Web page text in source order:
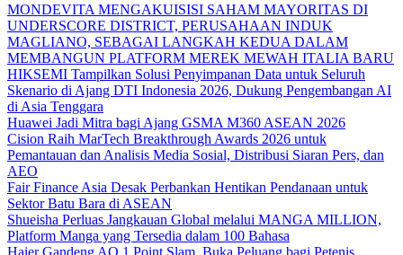
MONDEVITA MENGAKUISISI SAHAM MAYORITAS DI
UNDERSCORE DISTRICT, PERUSAHAAN INDUK
MAGLIANO, SEBAGAI LANGKAH KEDUA DALAM
MEMBANGUN PLATFORM MEREK MEWAH ITALIA BARU
HIKSEMI Tampilkan Solusi Penyimpanan Data untuk Seluruh
Skenario di Ajang DTI Indonesia 2026, Dukung Pengembangan AI
di Asia Tenggara
Huawei Jadi Mitra bagi Ajang GSMA M360 ASEAN 2026
Cision Raih MarTech Breakthrough Awards 2026 untuk
Pemantauan dan Analisis Media Sosial, Distribusi Siaran Pers, dan
AEO
Fair Finance Asia Desak Perbankan Hentikan Pendanaan untuk
Sektor Batu Bara di ASEAN
Shueisha Perluas Jangkauan Global melalui MANGA MILLION,
Platform Manga yang Tersedia dalam 100 Bahasa
Haier Gandeng AO 1 Point Slam, Buka Peluang bagi Petenis